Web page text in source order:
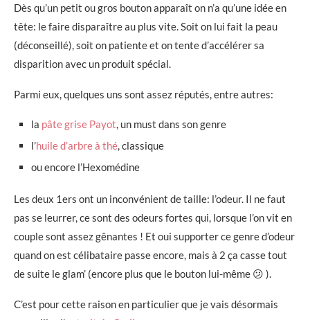
Dès qu’un petit ou gros bouton apparaît on n’a qu’une idée en
tête: le faire disparaître au plus vite. Soit on lui fait la peau
(déconseillé), soit on patiente et on tente d’accélérer sa
disparition avec un produit spécial.
Parmi eux, quelques uns sont assez réputés, entre autres:
la pâte grise Payot, un must dans son genre
l’huile d’arbre à thé, classique
ou encore l’Hexomédine
Les deux 1ers ont un inconvénient de taille: l’odeur. Il ne faut
pas se leurrer, ce sont des odeurs fortes qui, lorsque l’on vit en
couple sont assez gênantes ! Et oui supporter ce genre d’odeur
quand on est célibataire passe encore, mais à 2 ça casse tout
de suite le glam’ (encore plus que le bouton lui-même 😕 ).
C’est pour cette raison en particulier que je vais désormais